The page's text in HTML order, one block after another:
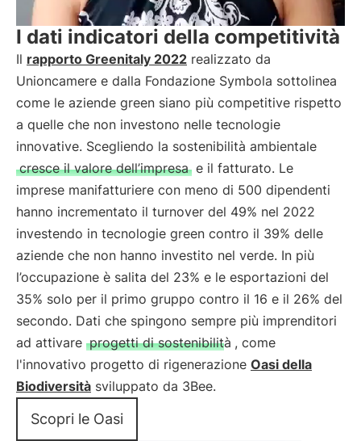
I dati indicatori della competitività
Il rapporto Greenitaly 2022 realizzato da
Unioncamere e dalla Fondazione Symbola sottolinea
come le aziende green siano più competitive rispetto
a quelle che non investono nelle tecnologie
innovative. Scegliendo la sostenibilità ambientale
cresce il valore dell’impresa e il fatturato. Le
imprese manifatturiere con meno di 500 dipendenti
hanno incrementato il turnover del 49% nel 2022
investendo in tecnologie green contro il 39% delle
aziende che non hanno investito nel verde. In più
l’occupazione è salita del 23% e le esportazioni del
35% solo per il primo gruppo contro il 16 e il 26% del
secondo. Dati che spingono sempre più imprenditori
ad attivare progetti di sostenibilità , come
l'innovativo progetto di rigenerazione Oasi della
Biodiversità sviluppato da 3Bee.
Scopri le Oasi